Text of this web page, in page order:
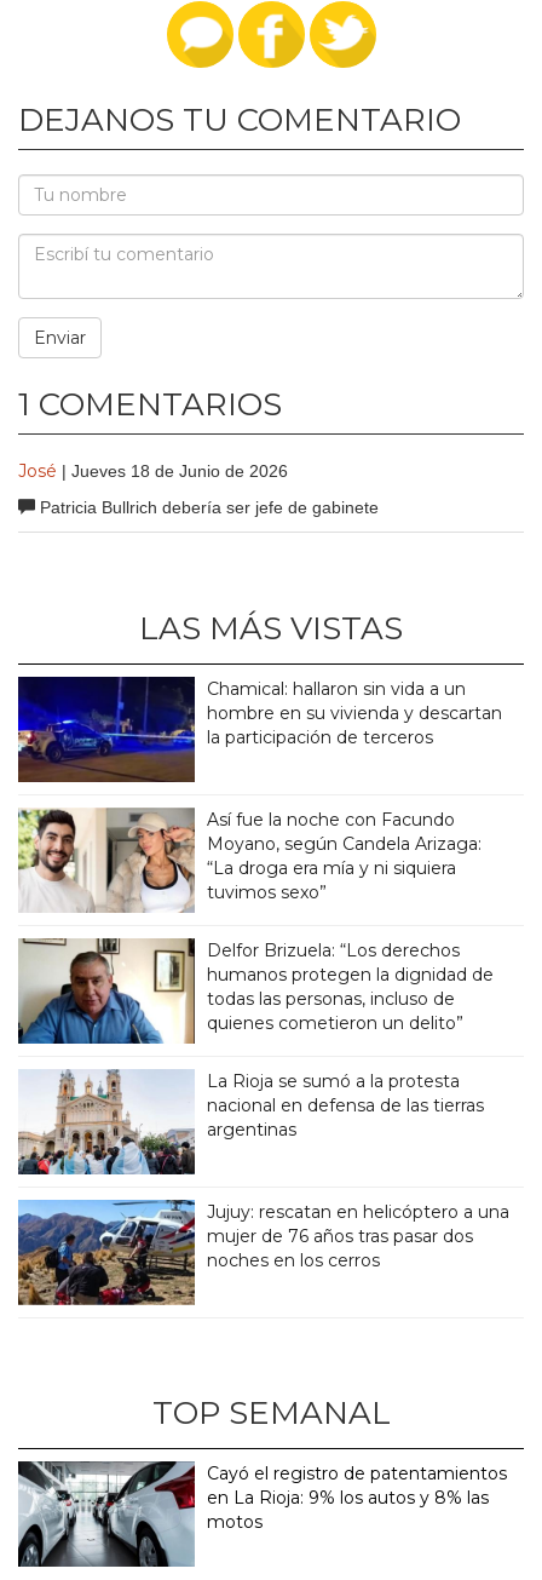
DEJANOS TU COMENTARIO
1 COMENTARIOS
José | Jueves 18 de Junio de 2026
Patricia Bullrich debería ser jefe de gabinete
LAS MÁS VISTAS
Chamical: hallaron sin vida a un
hombre en su vivienda y descartan
la participación de terceros
Así fue la noche con Facundo
Moyano, según Candela Arizaga:
“La droga era mía y ni siquiera
tuvimos sexo”
Delfor Brizuela: “Los derechos
humanos protegen la dignidad de
todas las personas, incluso de
quienes cometieron un delito”
La Rioja se sumó a la protesta
nacional en defensa de las tierras
argentinas
Jujuy: rescatan en helicóptero a una
mujer de 76 años tras pasar dos
noches en los cerros
TOP SEMANAL
Cayó el registro de patentamientos
en La Rioja: 9% los autos y 8% las
motos